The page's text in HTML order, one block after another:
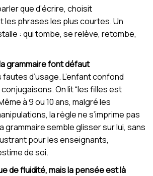
que d’écrire, choisit
les phrases les plus courtes. Un
: qui tombe, se relève, retombe,
grammaire font défaut
d’usage. L’enfant confond
On lit “les filles est
à 9 ou 10 ans, malgré les
la règle ne s’imprime pas
grammaire semble glisser sur lui, sans
pour les enseignants,
de soi.
de fluidité, mais la pensée est là